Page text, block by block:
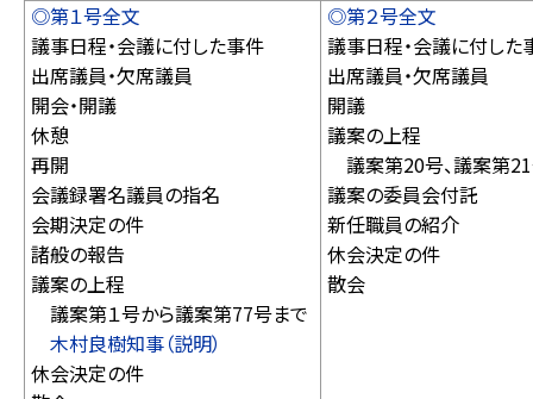
◎第１号全文
議事日程・会議に付した事件
出席議員・欠席議員
開会・開議
休憩
再開
会議録署名議員の指名
会期決定の件
諸般の報告
議案の上程
議案第１号から議案第77号まで
木村良樹知事（説明）
休会決定の件
◎第２号全文
議事日程・会議に付した
出席議員・欠席議員
開議
議案の上程
議案第20号、議案第
議案の委員会付託
新任職員の紹介
休会決定の件
散会